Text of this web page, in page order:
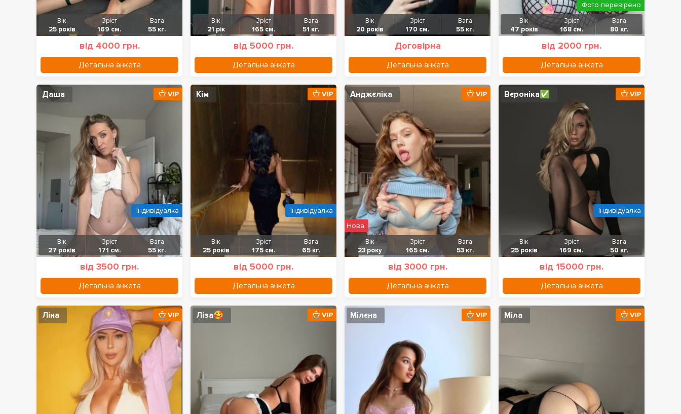
Вік
25 років
Зріст
169 см.
Вага
55 кг.
від 4000 грн.
Детальна анкета
Вік
21 рік
Зріст
165 см.
Вага
51 кг.
від 5000 грн.
Детальна анкета
Вік
20 років
Зріст
170 см.
Вага
55 кг.
Договірна
Детальна анкета
Вік
47 років
Зріст
168 см.
Вага
80 кг.
від 2000 грн.
Детальна анкета
Фото перевірено
Даша
Вік
27 років
Зріст
171 см.
Вага
55 кг.
від 3500 грн.
Детальна анкета
VIP
Індивідуалка
Кім
Вік
25 років
Зріст
175 см.
Вага
65 кг.
від 5000 грн.
Детальна анкета
VIP
Індивідуалка
Анджєліка
Вік
23 року
Зріст
165 см.
Вага
53 кг.
від 3000 грн.
Детальна анкета
VIP
Нова
Вєроніка✅
Вік
25 років
Зріст
169 см.
Вага
50 кг.
від 15000 грн.
Детальна анкета
VIP
Індивідуалка
Ліна VIP Ліза🥰 VIP Мілєна VIP Міла VIP